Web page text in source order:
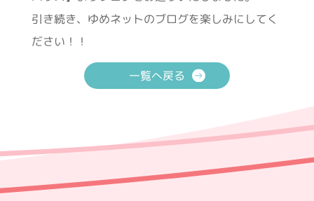
引き続き、ゆめネットのブログを楽しみにしてく
ださい！！
一覧へ戻る